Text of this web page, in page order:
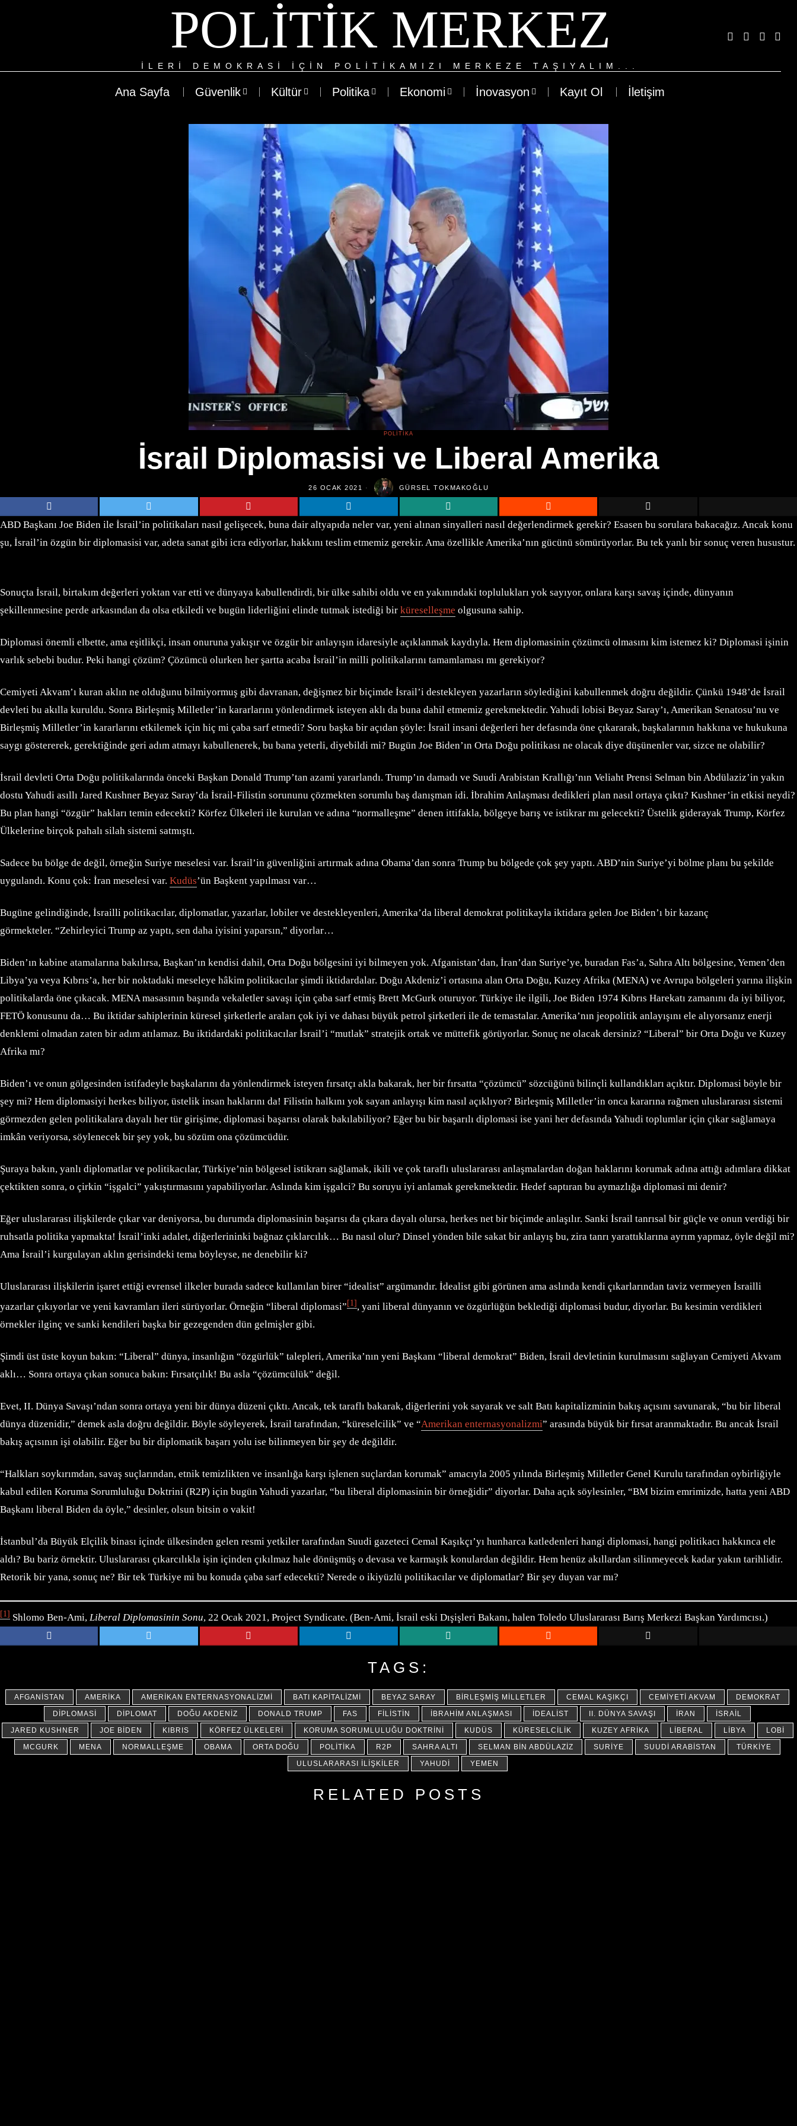
POLITIK MERKEZ
ILERI DEMOKRASI IÇIN POLITIKAMIZI MERKEZE TAŞIYALIM...
Ana Sayfa Güvenlik Kültür Politika Ekonomi İnovasyon Kayıt Ol İletişim
POLITIKA
İsrail Diplomasisi ve Liberal Amerika
26 OCAK 2021 GÜRSEL TOKMAKOĞLU
ABD Başkanı Joe Biden ile İsrail’in politikaları nasıl gelişecek, buna dair altyapıda neler var, yeni alınan sinyalleri nasıl değerlendirmek gerekir? Esasen bu sorulara bakacağız. Ancak konu
şu, İsrail’in özgün bir diplomasisi var, adeta sanat gibi icra ediyorlar, hakkını teslim etmemiz gerekir. Ama özellikle Amerika’nın gücünü sömürüyorlar. Bu tek yanlı bir sonuç veren husustur.
Sonuçta İsrail, birtakım değerleri yoktan var etti ve dünyaya kabullendirdi, bir ülke sahibi oldu ve en yakınındaki toplulukları yok sayıyor, onlara karşı savaş içinde, dünyanın
şekillenmesine perde arkasından da olsa etkiledi ve bugün liderliğini elinde tutmak istediği bir küreselleşme olgusuna sahip.
Diplomasi önemli elbette, ama eşitlikçi, insan onuruna yakışır ve özgür bir anlayışın idaresiyle açıklanmak kaydıyla. Hem diplomasinin çözümcü olmasını kim istemez ki? Diplomasi işinin
varlık sebebi budur. Peki hangi çözüm? Çözümcü olurken her şartta acaba İsrail’in milli politikalarını tamamlaması mı gerekiyor?
Cemiyeti Akvam’ı kuran aklın ne olduğunu bilmiyormuş gibi davranan, değişmez bir biçimde İsrail’i destekleyen yazarların söylediğini kabullenmek doğru değildir. Çünkü 1948’de İsrail
devleti bu akılla kuruldu. Sonra Birleşmiş Milletler’in kararlarını yönlendirmek isteyen aklı da buna dahil etmemiz gerekmektedir. Yahudi lobisi Beyaz Saray’ı, Amerikan Senatosu’nu ve
Birleşmiş Milletler’in kararlarını etkilemek için hiç mi çaba sarf etmedi? Soru başka bir açıdan şöyle: İsrail insani değerleri her defasında öne çıkararak, başkalarının hakkına ve hukukuna
saygı göstererek, gerektiğinde geri adım atmayı kabullenerek, bu bana yeterli, diyebildi mi? Bugün Joe Biden’ın Orta Doğu politikası ne olacak diye düşünenler var, sizce ne olabilir?
İsrail devleti Orta Doğu politikalarında önceki Başkan Donald Trump’tan azami yararlandı. Trump’ın damadı ve Suudi Arabistan Krallığı’nın Veliaht Prensi Selman bin Abdülaziz’in yakın
dostu Yahudi asıllı Jared Kushner Beyaz Saray’da İsrail-Filistin sorununu çözmekten sorumlu baş danışman idi. İbrahim Anlaşması dedikleri plan nasıl ortaya çıktı? Kushner’in etkisi neydi?
Bu plan hangi “özgür” hakları temin edecekti? Körfez Ülkeleri ile kurulan ve adına “normalleşme” denen ittifakla, bölgeye barış ve istikrar mı gelecekti? Üstelik giderayak Trump, Körfez
Ülkelerine birçok pahalı silah sistemi satmıştı.
Sadece bu bölge de değil, örneğin Suriye meselesi var. İsrail’in güvenliğini artırmak adına Obama’dan sonra Trump bu bölgede çok şey yaptı. ABD’nin Suriye’yi bölme planı bu şekilde
uygulandı. Konu çok: İran meselesi var. Kudüs’ün Başkent yapılması var…
Bugüne gelindiğinde, İsrailli politikacılar, diplomatlar, yazarlar, lobiler ve destekleyenleri, Amerika’da liberal demokrat politikayla iktidara gelen Joe Biden’ı bir kazanç
görmekteler. “Zehirleyici Trump az yaptı, sen daha iyisini yaparsın,” diyorlar…
Biden’ın kabine atamalarına bakılırsa, Başkan’ın kendisi dahil, Orta Doğu bölgesini iyi bilmeyen yok. Afganistan’dan, İran’dan Suriye’ye, buradan Fas’a, Sahra Altı bölgesine, Yemen’den
Libya’ya veya Kıbrıs’a, her bir noktadaki meseleye hâkim politikacılar şimdi iktidardalar. Doğu Akdeniz’i ortasına alan Orta Doğu, Kuzey Afrika (MENA) ve Avrupa bölgeleri yarına ilişkin
politikalarda öne çıkacak. MENA masasının başında vekaletler savaşı için çaba sarf etmiş Brett McGurk oturuyor. Türkiye ile ilgili, Joe Biden 1974 Kıbrıs Harekatı zamanını da iyi biliyor,
FETÖ konusunu da… Bu iktidar sahiplerinin küresel şirketlerle araları çok iyi ve dahası büyük petrol şirketleri ile de temastalar. Amerika’nın jeopolitik anlayışını ele alıyorsanız enerji
denklemi olmadan zaten bir adım atılamaz. Bu iktidardaki politikacılar İsrail’i “mutlak” stratejik ortak ve müttefik görüyorlar. Sonuç ne olacak dersiniz? “Liberal” bir Orta Doğu ve Kuzey
Afrika mı?
Biden’ı ve onun gölgesinden istifadeyle başkalarını da yönlendirmek isteyen fırsatçı akla bakarak, her bir fırsatta “çözümcü” sözcüğünü bilinçli kullandıkları açıktır. Diplomasi böyle bir
şey mi? Hem diplomasiyi herkes biliyor, üstelik insan haklarını da! Filistin halkını yok sayan anlayışı kim nasıl açıklıyor? Birleşmiş Milletler’in onca kararına rağmen uluslararası sistemi
görmezden gelen politikalara dayalı her tür girişime, diplomasi başarısı olarak bakılabiliyor? Eğer bu bir başarılı diplomasi ise yani her defasında Yahudi toplumlar için çıkar sağlamaya
imkân veriyorsa, söylenecek bir şey yok, bu sözüm ona çözümcüdür.
Şuraya bakın, yanlı diplomatlar ve politikacılar, Türkiye’nin bölgesel istikrarı sağlamak, ikili ve çok taraflı uluslararası anlaşmalardan doğan haklarını korumak adına attığı adımlara dikkat
çektikten sonra, o çirkin “işgalci” yakıştırmasını yapabiliyorlar. Aslında kim işgalci? Bu soruyu iyi anlamak gerekmektedir. Hedef saptıran bu aymazlığa diplomasi mi denir?
Eğer uluslararası ilişkilerde çıkar var deniyorsa, bu durumda diplomasinin başarısı da çıkara dayalı olursa, herkes net bir biçimde anlaşılır. Sanki İsrail tanrısal bir güçle ve onun verdiği bir
ruhsatla politika yapmakta! İsrail’inki adalet, diğerlerininki bağnaz çıklarcılık… Bu nasıl olur? Dinsel yönden bile sakat bir anlayış bu, zira tanrı yarattıklarına ayrım yapmaz, öyle değil mi?
Ama İsrail’i kurgulayan aklın gerisindeki tema böyleyse, ne denebilir ki?
Uluslararası ilişkilerin işaret ettiği evrensel ilkeler burada sadece kullanılan birer “idealist” argümandır. İdealist gibi görünen ama aslında kendi çıkarlarından taviz vermeyen İsrailli
yazarlar çıkıyorlar ve yeni kavramları ileri sürüyorlar. Örneğin “liberal diplomasi”[1], yani liberal dünyanın ve özgürlüğün beklediği diplomasi budur, diyorlar. Bu kesimin verdikleri
örnekler ilginç ve sanki kendileri başka bir gezegenden dün gelmişler gibi.
Şimdi üst üste koyun bakın: “Liberal” dünya, insanlığın “özgürlük” talepleri, Amerika’nın yeni Başkanı “liberal demokrat” Biden, İsrail devletinin kurulmasını sağlayan Cemiyeti Akvam
aklı… Sonra ortaya çıkan sonuca bakın: Fırsatçılık! Bu asla “çözümcülük” değil.
Evet, II. Dünya Savaşı’ndan sonra ortaya yeni bir dünya düzeni çıktı. Ancak, tek taraflı bakarak, diğerlerini yok sayarak ve salt Batı kapitalizminin bakış açısını savunarak, “bu bir liberal
dünya düzenidir,” demek asla doğru değildir. Böyle söyleyerek, İsrail tarafından, “küreselcilik” ve “Amerikan enternasyonalizmi” arasında büyük bir fırsat aranmaktadır. Bu ancak İsrail
bakış açısının işi olabilir. Eğer bu bir diplomatik başarı yolu ise bilinmeyen bir şey de değildir.
“Halkları soykırımdan, savaş suçlarından, etnik temizlikten ve insanlığa karşı işlenen suçlardan korumak” amacıyla 2005 yılında Birleşmiş Milletler Genel Kurulu tarafından oybirliğiyle
kabul edilen Koruma Sorumluluğu Doktrini (R2P) için bugün Yahudi yazarlar, “bu liberal diplomasinin bir örneğidir” diyorlar. Daha açık söylesinler, “BM bizim emrimizde, hatta yeni ABD
Başkanı liberal Biden da öyle,” desinler, olsun bitsin o vakit!
İstanbul’da Büyük Elçilik binası içinde ülkesinden gelen resmi yetkiler tarafından Suudi gazeteci Cemal Kaşıkçı’yı hunharca katledenleri hangi diplomasi, hangi politikacı hakkınca ele
aldı? Bu bariz örnektir. Uluslararası çıkarcılıkla işin içinden çıkılmaz hale dönüşmüş o devasa ve karmaşık konulardan değildir. Hem henüz akıllardan silinmeyecek kadar yakın tarihlidir.
Retorik bir yana, sonuç ne? Bir tek Türkiye mi bu konuda çaba sarf edecekti? Nerede o ikiyüzlü politikacılar ve diplomatlar? Bir şey duyan var mı?
[1] Shlomo Ben-Ami, Liberal Diplomasinin Sonu, 22 Ocak 2021, Project Syndicate. (Ben-Ami, İsrail eski Dışişleri Bakanı, halen Toledo Uluslararası Barış Merkezi Başkan Yardımcısı.)
TAGS:
AFGANISTAN AMERIKA AMERIKAN ENTERNASYONALIZMI BATI KAPITALIZMI BEYAZ SARAY BIRLEŞMIŞ MILLETLER CEMAL KAŞIKÇI CEMIYETI AKVAM
DEMOKRAT
DIPLOMASI
DIPLOMAT DOĞU AKDENIZ DONALD TRUMP FAS FILISTIN İBRAHIM ANLAŞMASI İDEALIST II. DÜNYA SAVAŞI İRAN
İSRAIL
JARED KUSHNER
JOE BIDEN KIBRIS KÖRFEZ ÜLKELERI KORUMA SORUMLULUĞU DOKTRINI KUDÜS KÜRESELCILIK KUZEY AFRIKA LIBERAL LIBYA
LOBI
MCGURK
MENA NORMALLEŞME OBAMA ORTA DOĞU POLITIKA R2P SAHRA ALTI SELMAN BIN ABDÜLAZIZ SURIYE SUUDI ARABISTAN
TÜRKIYE
ULUSLARARASI İLIŞKILER
YAHUDI YEMEN
RELATED POSTS